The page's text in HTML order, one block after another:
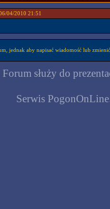
04/2010 21:51
jednak aby napisać wiadomość lub
Forum służy do
Serwis